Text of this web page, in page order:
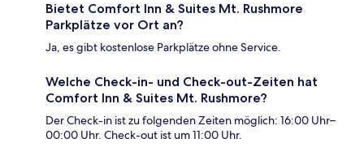
Bietet Comfort Inn & Suites Mt. Rushmore
Parkplätze vor Ort an?
Ja, es gibt kostenlose Parkplätze ohne Service.
Welche Check-in- und Check-out-Zeiten hat
Comfort Inn & Suites Mt. Rushmore?
Der Check-in ist zu folgenden Zeiten möglich: 16:00 Uhr–
00:00 Uhr. Check-out ist um 11:00 Uhr.